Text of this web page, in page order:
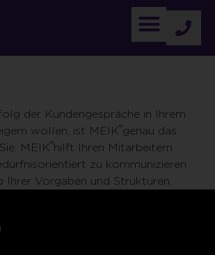
der Kundengespräche in Ihrem
wollen, ist MEIK®genau das
MEIK®hilft Ihren Mitarbeitern
zu kommunizieren
Ihrer Vorgaben und Strukturen.